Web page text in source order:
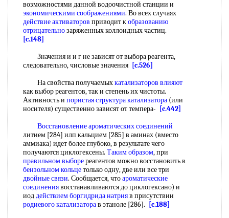
возможностями данной водоочистной станции и
экономическими соображениями. Во всех случаях
действие активаторов приводит кобразованию
отрицательнозаряженных коллоидных частиц.
[c.148]
Значения и и г не зависят от выбора реагента,
следовательно, числовые значения [c.526]
На свойства получаемыхкатализаторов влияют
как выбор реагентов, так и степень их чистоты.
Активность и пористая структура катализатора (или
носителя) существенно зависят от темпера-
[c.442]
Восстановление ароматических соединений
литием [284] илп кальцием [285] в аминах (вместо
аммиака) идет более глубоко, в результате чего
получаются циклогексены. Таким образом, при
правильном выборереагентов можно восстановить в
бензольном кольцетолько одну, две или все три
двойные связи. Сообщается, чтоароматические
соединениявосстанавливаются до циклогексано) и
иоддействием боргидрида натрияв присутствии
родиевого катализаторав этаноле [286].
[c.188]